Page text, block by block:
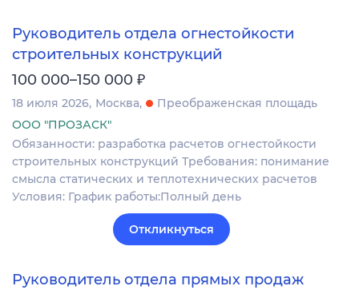
Руководитель отдела огнестойкости
строительных конструкций
100 000–150 000 ₽
18 июля 2026 Москва
Преображенская площадь
ООО "ПРОЗАСК"
Обязанности: разработка расчетов огнестойкости
строительных конструкций Требования: понимание
смысла статических и теплотехнических расчетов
Условия: График работы:Полный день
Откликнуться
Руководитель отдела прямых продаж